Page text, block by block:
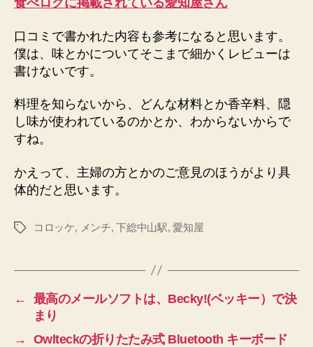
食べログに掲載されている愛知屋さん
口コミで書かれた内容も参考になると思います。
僕は、味とかについてそこまで細かくレビューは
書けないです。
料理を知らないから、どんな材料とか香辛料、隠
し味が使われているのかとか、わからないからで
すね。
かえって、主婦の方とかのご意見のほうがより具
体的だと思います。
タ
コロッケ, メンチ,下総中山駅,愛知屋
←
最高のメールソフトは、Becky!(ベッキー）で決
まり
→
Owlteckの折りたたみ式 Bluetooth キーボード